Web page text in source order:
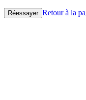
Réessayer Retour à la